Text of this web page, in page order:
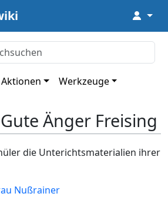
↓
Aktionen Werkzeuge
Änger Freising
die Unterichtsmaterialien ihrer
Nußrainer